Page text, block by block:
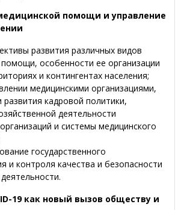
помощи и управление
развития различных видов
особенности ее организации
и контингентах населения;
медицинскими организациями,
развития кадровой политики,
деятельности
и системы медицинского
государственного
и контроля качества и безопасности
19 как новый вызов обществу и